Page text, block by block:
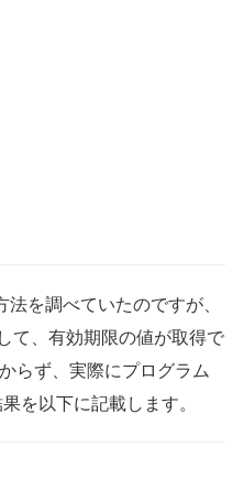
を調べていたのですが、
て、有効期限の値が取得で
らず、実際にプログラム
を以下に記載します。